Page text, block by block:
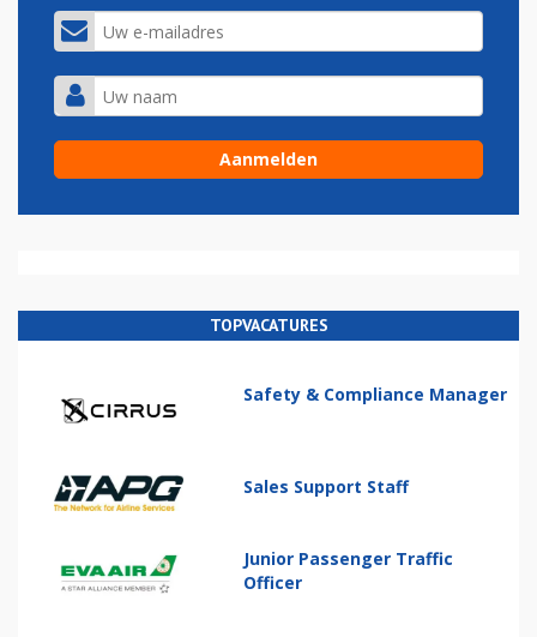
TOPVACATURES
Safety & Compliance Manager
Sales Support Staff
Junior Passenger Traffic
Officer